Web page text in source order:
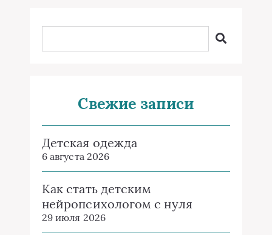
Свежие записи
Детская одежда
6 августа 2026
Как стать детским
нейропсихологом с нуля
29 июля 2026